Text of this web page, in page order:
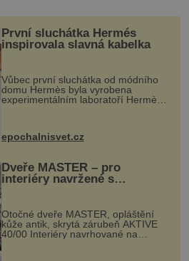
První sluchátka Hermés
inspirovala slavná kabelka
Vůbec první sluchátka od módního
domu Hermès byla vyrobena
experimentálním laboratoří Hermès
kovový...
epochalnisvet.cz
Dveře MASTER – pro
interiéry navržené s
rozumem i vášní!
Otočné dveře MASTER, opláštění
kůže antik, skrytá zárubeň AKTIVE
40/00 Interiéry navrhované na
zakázku často vyžadují atypické
rozměry nejen nábytku, ale i